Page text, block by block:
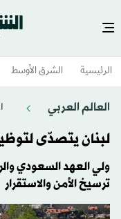
الرئيسية الشرق الأوسط​
العالم العربي
لبنان يتصدّى
ولي العهد السعودي
ترسيخ الأمن والاستقرار